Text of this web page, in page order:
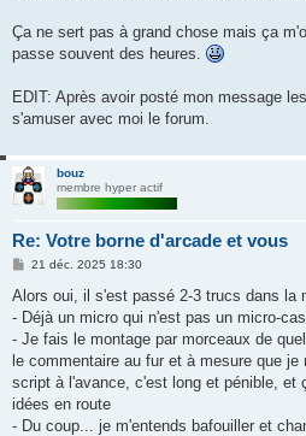
Ça ne sert pas à grand chose mais ça
passe souvent des heures.
EDIT: Après avoir posté mon message
s'amuser avec moi le forum.
bouz
membre hyper actif
Re: Votre borne d'arcade et vous
M
s
a
g
21 déc. 2025 18:30
Alors oui, il s'est passé 2-3 trucs dans la
- Déjà un micro qui n'est pas un micro-
- Je fais le montage par morceaux de
le commentaire au fur et à mesure que
script à l'avance, c'est long et pénible, et
idées en route
- Du coup... je m'entends bafouiller et